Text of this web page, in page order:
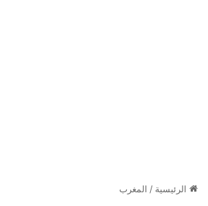
الرئيسية / المغرب